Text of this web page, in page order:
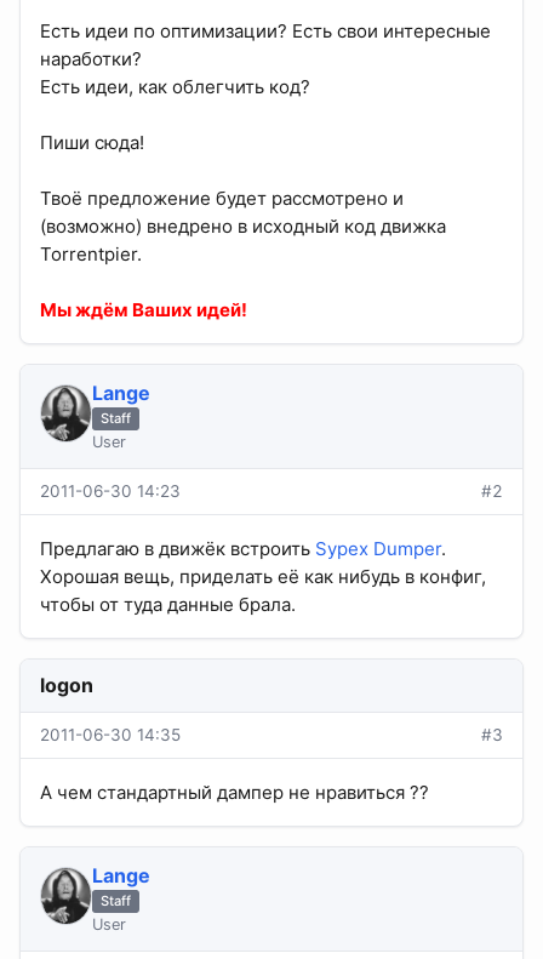
Есть идеи по оптимизации? Есть свои интересные
наработки?
Есть идеи, как облегчить код?
Пиши сюда!
Твоё предложение будет рассмотрено и
(возможно) внедрено в исходный код движка
Torrentpier.
Мы ждём Ваших идей!
Lange
Staff
User
2011-06-30 14:23 #2
Предлагаю в движёк встроить Sypex Dumper.
Хорошая вещь, приделать её как нибудь в конфиг,
чтобы от туда данные брала.
logon
2011-06-30 14:35 #3
А чем стандартный дампер не нравиться ??
Lange
Staff
User